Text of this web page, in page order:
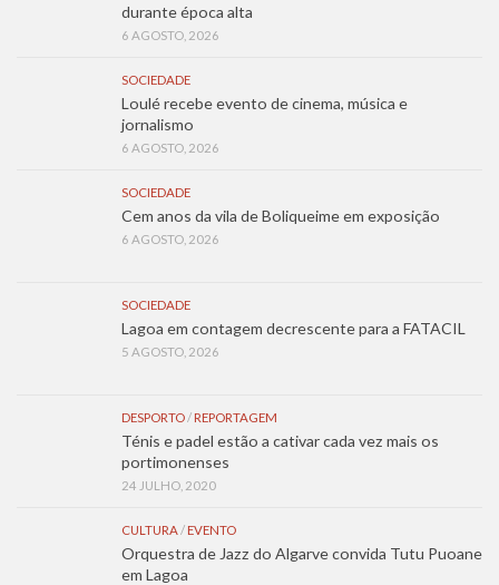
durante época alta
6 AGOSTO, 2026
SOCIEDADE
Loulé recebe evento de cinema, música e
jornalismo
6 AGOSTO, 2026
SOCIEDADE
Cem anos da vila de Boliqueime em exposição
6 AGOSTO, 2026
SOCIEDADE
Lagoa em contagem decrescente para a FATACIL
5 AGOSTO, 2026
DESPORTO/ REPORTAGEM
Ténis e padel estão a cativar cada vez mais os
portimonenses
24 JULHO, 2020
CULTURA/ EVENTO
Orquestra de Jazz do Algarve convida Tutu Puoane
em Lagoa